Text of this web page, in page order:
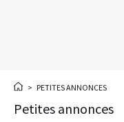
> PETITES ANNONCES
Petites annonces